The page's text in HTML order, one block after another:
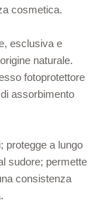
cosmetica.
esclusiva e
naturale.
fotoprotettore
assorbimento
protegge a lungo
sudore; permette
consistenza